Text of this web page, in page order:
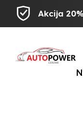
Akcija